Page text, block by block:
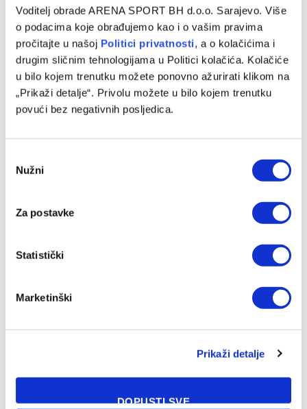
Voditelj obrade ARENA SPORT BH d.o.o. Sarajevo. Više
o podacima koje obrađujemo kao i o vašim pravima
pročitajte u našoj Politici privatnosti, a o kolačićima i
drugim sličnim tehnologijama u Politici kolačića. Kolačiće
u bilo kojem trenutku možete ponovno ažurirati klikom na
„Prikaži detalje“. Privolu možete u bilo kojem trenutku
povući bez negativnih posljedica.
Selection
Nužni
Za postavke
Statistički
Marketinški
Prikaži detalje
DOPUSTI SVE
Ne želi igrati u Izraelu i UAE: Hezonja odbio izdašne ponude
17/07/2026
Nakon rastanka s Denverom: Jonas Valanciunas se vratio
u Evropu